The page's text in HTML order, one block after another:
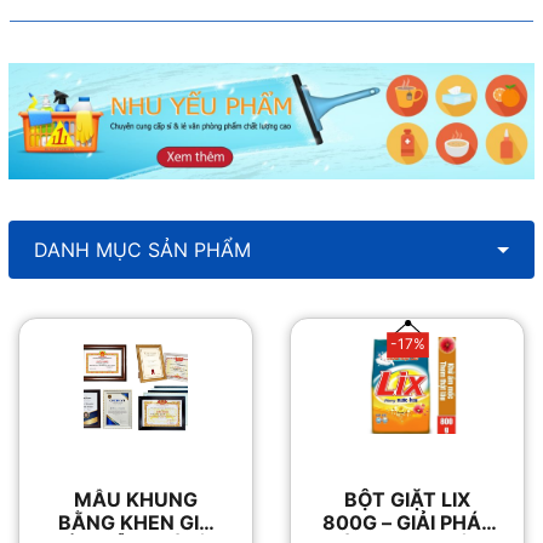
DANH MỤC SẢN PHẨM
MẪU KHUNG
BẰNG KHEN GIÁ
-17%
BỘT GIẶT LIX
800G – GIẢI PHÁP